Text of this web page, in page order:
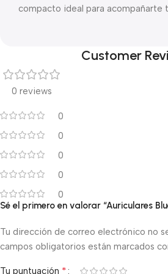
compacto ideal para acompañarte
Customer
0 reviews
0
0
0
0
0
Sé el primero en valorar “Auriculares
Tu dirección de correo electrónico no
campos obligatorios están marcados
Tu puntuación *